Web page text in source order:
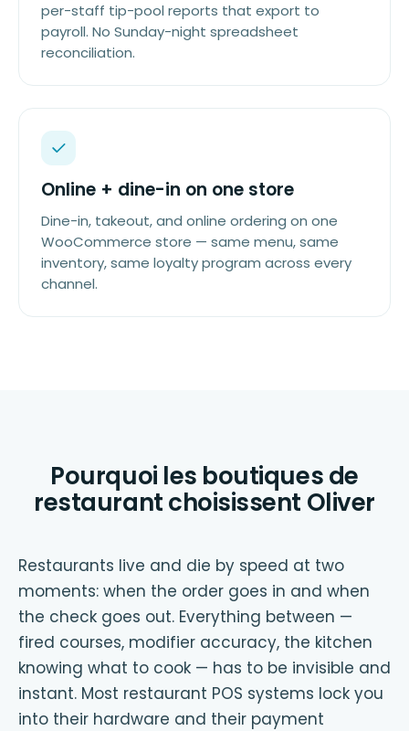
per-staff tip-pool reports that export to
payroll. No Sunday-night spreadsheet
reconciliation.
Online + dine-in on one store
Dine-in, takeout, and online ordering on one
WooCommerce store — same menu, same
inventory, same loyalty program across every
channel.
Pourquoi les boutiques de
restaurant choisissent Oliver
Restaurants live and die by speed at two
moments: when the order goes in and when
the check goes out. Everything between —
fired courses, modifier accuracy, the kitchen
knowing what to cook — has to be invisible and
instant. Most restaurant POS systems lock you
into their hardware and their payment